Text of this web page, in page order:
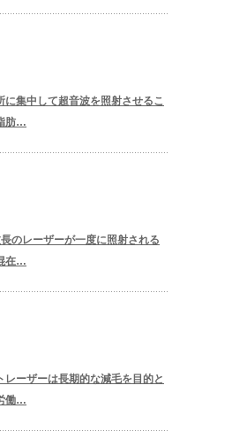
集中して超音波を照射させるこ
肪…
のレーザーが一度に照射される
在…
ーザーは長期的な減毛を目的と
働…